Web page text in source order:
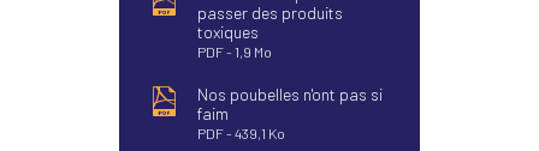
passer des produits
toxiques
PDF 1,9 Mo
Nos poubelles n'ont pas si
faim
PDF 439,1 Ko